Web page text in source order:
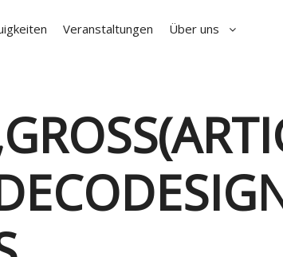
Veranstaltungen Über uns